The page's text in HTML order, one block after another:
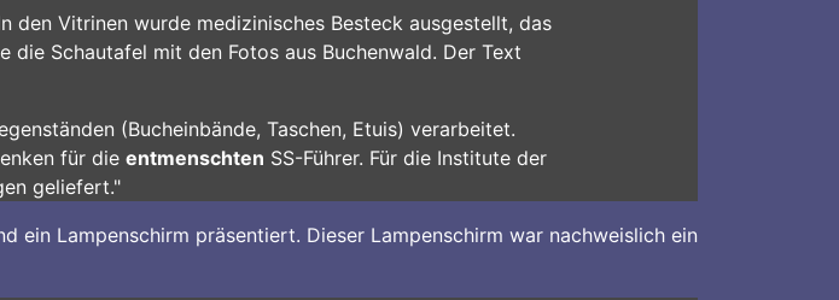
den Vitrinen wurde medizinisches Besteck ausgestellt, das
die Schautafel mit den Fotos aus Buchenwald. Der Text
(Bucheinbände, Taschen, Etuis) verarbeitet.
für die entmenschten SS-Führer. Für die Institute der
geliefert."
ein Lampenschirm präsentiert. Dieser Lampenschirm war nachweislich ein